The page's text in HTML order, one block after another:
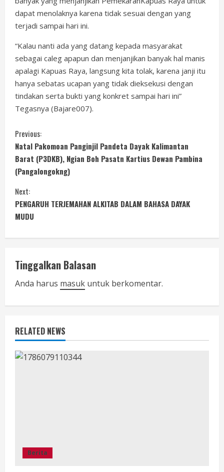
dapat menolaknya karena tidak sesuai dengan yang
terjadi sampai hari ini.
“Kalau nanti ada yang datang kepada masyarakat
sebagai caleg apapun dan menjanjikan banyak hal manis
apalagi Kapuas Raya, langsung kita tolak, karena janji itu
hanya sebatas ucapan yang tidak dieksekusi dengan
tindakan serta bukti yang konkret sampai hari ini”
Tegasnya (Bajare007).
C
o
n
t
i
n
u
e
R
e
a
Previous:
Natal Pakomoan Panginjil Pandeta Dayak Kalimantan
Barat (P3DKB), Ngian Boh Pasatn Kartius Dewan Pambina
(Pangalongokng)
Next:
PENGARUH TERJEMAHAN ALKITAB DALAM BAHASA DAYAK
MUDU
Tinggalkan Balasan
Anda harus masuk untuk berkomentar.
RELATED NEWS
Berita